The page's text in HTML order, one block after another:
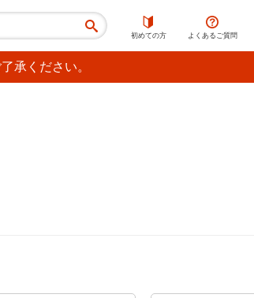
初めての方 よくあるご質問
承ください。